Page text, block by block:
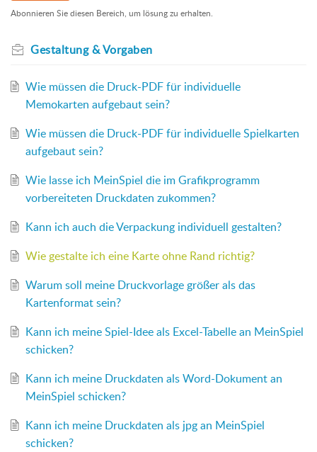
Abonnieren Sie diesen Bereich, um lösung zu erhalten.
Gestaltung & Vorgaben
Wie müssen die Druck-PDF für individuelle
Memokarten aufgebaut sein?
Wie müssen die Druck-PDF für individuelle Spielkarten
aufgebaut sein?
Wie lasse ich MeinSpiel die im Grafikprogramm
vorbereiteten Druckdaten zukommen?
Kann ich auch die Verpackung individuell gestalten?
Wie gestalte ich eine Karte ohne Rand richtig?
Warum soll meine Druckvorlage größer als das
Kartenformat sein?
Kann ich meine Spiel-Idee als Excel-Tabelle an MeinSpiel
schicken?
Kann ich meine Druckdaten als Word-Dokument an
MeinSpiel schicken?
Kann ich meine Druckdaten als jpg an MeinSpiel
schicken?